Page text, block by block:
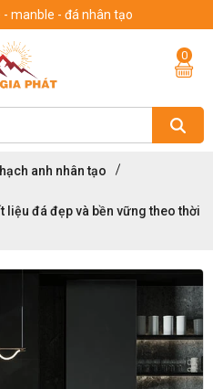
manble - đá nhân tạo
0
anh nhân tạo
liệu đá đẹp và bền vững theo thời